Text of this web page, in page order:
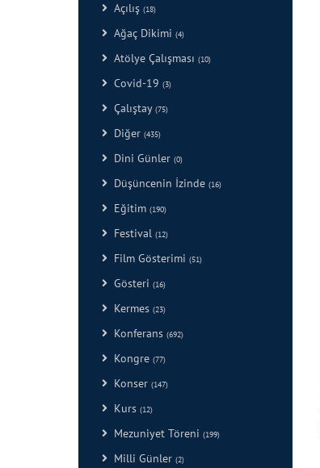
Açılış (18)
Ağaç Dikimi (4)
Atölye Çalışması (10)
Covid-19 (3)
Çalıştay (75)
Diğer (435)
Dini Günler (0)
Düşüncenin İzinde (16)
Eğitim (190)
Festival (12)
Film Gösterimi (51)
Gösteri (16)
Kermes (23)
Konferans (692)
Kongre (77)
Konser (147)
Kurs (12)
Mezuniyet Töreni (199)
Milli Günler (2)